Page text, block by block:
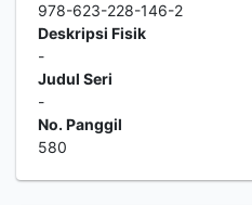
978-623-228-146-2
Deskripsi Fisik
-
Judul Seri
-
No. Panggil
580